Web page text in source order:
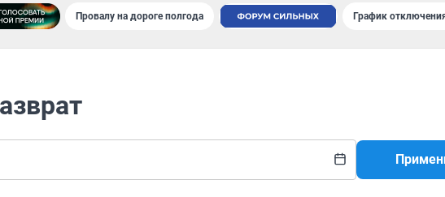
Провалу на дороге полгода График